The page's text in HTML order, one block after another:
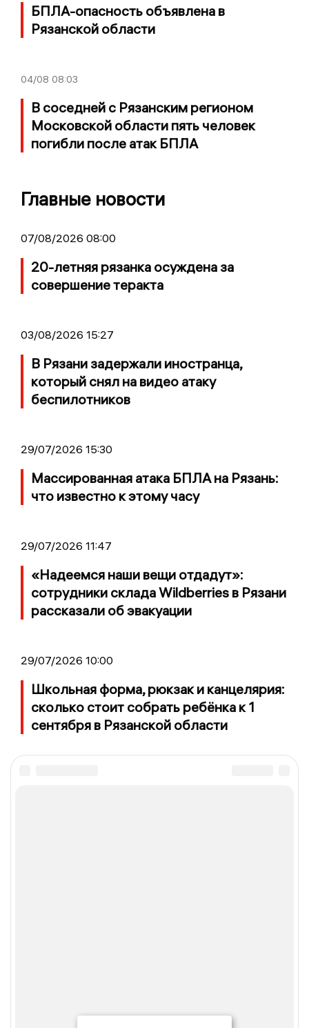
БПЛА-опасность объявлена в
Рязанской области
04/08 08:03
В соседней с Рязанским регионом
Московской области пять человек
погибли после атак БПЛА
Главные новости
07/08/2026 08:00
20-летняя рязанка осуждена за
совершение теракта
03/08/2026 15:27
В Рязани задержали иностранца,
который снял на видео атаку
беспилотников
29/07/2026 15:30
Массированная атака БПЛА на Рязань:
что известно к этому часу
29/07/2026 11:47
«Надеемся наши вещи отдадут»:
сотрудники склада Wildberries в Рязани
рассказали об эвакуации
29/07/2026 10:00
Школьная форма, рюкзак и канцелярия:
сколько стоит собрать ребёнка к 1
сентября в Рязанской области